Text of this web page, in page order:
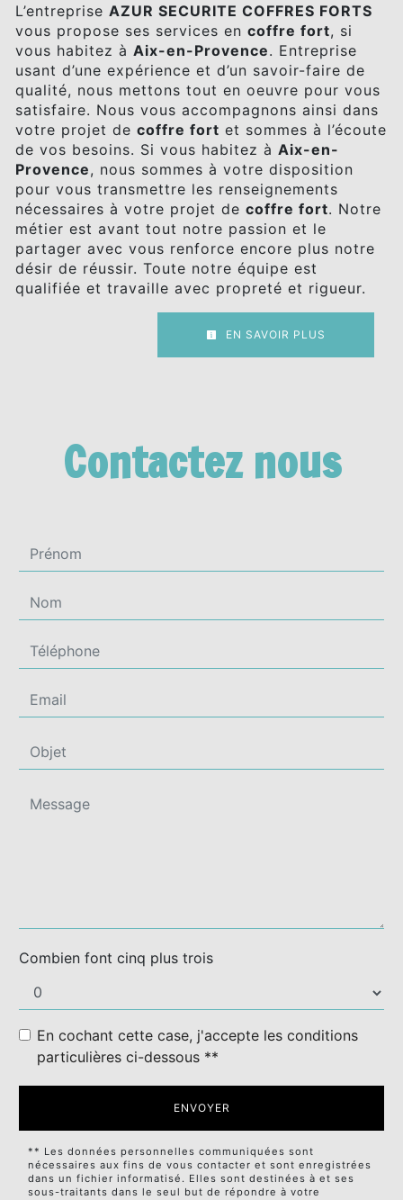
L’entreprise AZUR SECURITE COFFRES FORTS
vous propose ses services en coffre fort, si
vous habitez à Aix-en-Provence. Entreprise
usant d’une expérience et d’un savoir-faire de
qualité, nous mettons tout en oeuvre pour vous
satisfaire. Nous vous accompagnons ainsi dans
votre projet de coffre fort et sommes à l’écoute
de vos besoins. Si vous habitez à Aix-en-
Provence, nous sommes à votre disposition
pour vous transmettre les renseignements
nécessaires à votre projet de coffre fort. Notre
métier est avant tout notre passion et le
partager avec vous renforce encore plus notre
désir de réussir. Toute notre équipe est
qualifiée et travaille avec propreté et rigueur.
EN SAVOIR PLUS
Contactez nous
Combien font cinq plus trois
En cochant cette case, j'accepte les conditions
particulières ci-dessous **
ENVOYER
** Les données personnelles communiquées sont
nécessaires aux fins de vous contacter et sont enregistrées
dans un fichier informatisé. Elles sont destinées à et ses
sous-traitants dans le seul but de répondre à votre